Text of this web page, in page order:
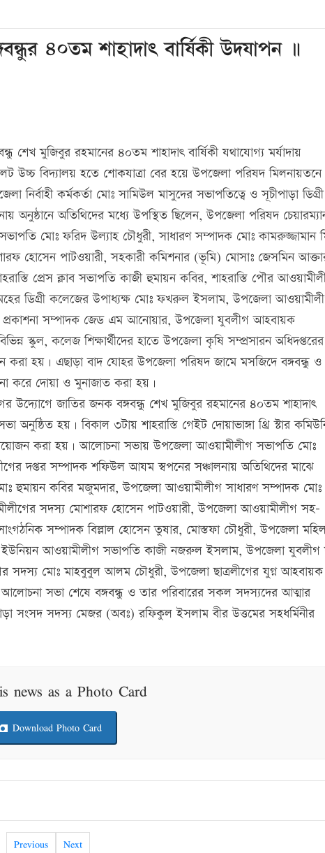
৪০তম শাহাদাৎ বার্ষিকী উদযাপন ॥
শেখ মুজিবুর রহমানের ৪০তম শাহাদাৎ বার্ষিকী যথাযোগ্য মর্যাদায়
উচ্চ বিদ্যালয় হতে শোকযাত্রা বের হয়ে উপজেলা পরিষদ মিলনায়তনে
কর্মকর্তা মোঃ সামিউল মাসুদের সভাপতিত্বে ও সূচীপাড়া ডিগ্রী
অতিথিদের মধ্যে উপস্থিত ছিলেন, উপজেলা পরিষদ
মোঃ ফরিদ উল্যাহ চৌধুরী, সাধারণ সম্পাদক মোঃ কামরুজ্জামান
হোসেন পাটওয়ারী, সহকারী কমিশনার (ভূমি) মোসাঃ জেসমিন
প্রেস ক্লাব সভাপতি কাজী হুমায়ন কবির, শাহরাস্তি পৌর
ডিগ্রী কলেজের উপাধ্যক্ষ মোঃ ফখরুল ইসলাম, উপজেলা
ও প্রকাশনা সম্পাদক জেড এম আনোয়ার, উপজেলা যুবলীগ আহবায়ক
স্কুল, কলেজ শিক্ষার্থীদের হাতে উপজেলা কৃষি সম্প্রসারন অধিদপ্তরের
করা হয়। এছাড়া বাদ যোহর উপজেলা পরিষদ জামে মসজিদে বঙ্গবন্ধু ও
করে দোয়া ও মুনাজাত করা হয়।
উদ্যোগে জাতির জনক বঙ্গবন্ধু শেখ মুজিবুর রহমানের ৪০তম শাহাদাৎ
হয়। বিকাল ৩টায় শাহরাস্তি গেইট দোয়াভাঙ্গা থ্রি স্টার
করা হয়। আলোচনা সভায় উপজেলা আওয়ামীলীগ সভাপতি মোঃ
দপ্তর সম্পাদক শফিউল আযম স্বপনের সঞ্চালনায় অতিথিদের মাঝে
হুমায়ন কবির মজুমদার, উপজেলা আওয়ামীলীগ সাধারণ সম্পাদক মোঃ
সদস্য মোশারফ হোসেন পাটওয়ারী, উপজেলা আওয়ামীলীগ সহ-
সম্পাদক বিল্লাল হোসেন তুষার, মোস্তফা চৌধুরী, উপজেলা
ইউনিয়ন আওয়ামীলীগ সভাপতি কাজী নজরুল ইসলাম, উপজেলা যুবলীগ
সদস্য মোঃ মাহবুবুল আলম চৌধুরী, উপজেলা ছাত্রলীগের যুগ্ন আহবায়ক
সভা শেষে বঙ্গবন্ধু ও তার পরিবারের সকল সদস্যদের আত্মার
সংসদ সদস্য মেজর (অবঃ) রফিকুল ইসলাম বীর উত্তমের সহধর্মিনীর
news as a Photo Card
Download Photo Card
Previous Next